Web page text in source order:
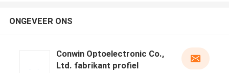
ONGEVEER ONS
Conwin Optoelectronic Co.,
Ltd. fabrikant profiel